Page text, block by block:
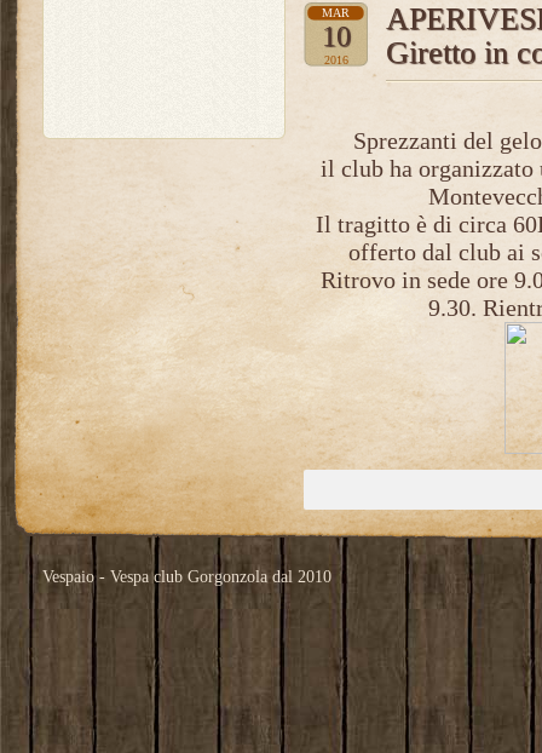
MAR
10
2016
Giretto in
Sprezzanti del
il club ha
Il tragitto è di circa
offerto dal club ai
Ritrovo in sede ore
9.30.
Vespaio - Vespa club Gorgonzola dal 2010